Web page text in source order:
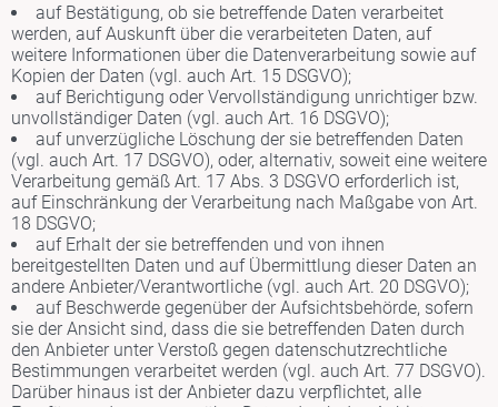
auf Bestätigung, ob sie betreffende Daten verarbeitet
werden, auf Auskunft über die verarbeiteten Daten, auf
weitere Informationen über die Datenverarbeitung sowie auf
Kopien der Daten (vgl. auch Art. 15 DSGVO);
auf Berichtigung oder Vervollständigung unrichtiger bzw.
unvollständiger Daten (vgl. auch Art. 16 DSGVO);
auf unverzügliche Löschung der sie betreffenden Daten
(vgl. auch Art. 17 DSGVO), oder, alternativ, soweit eine weitere
Verarbeitung gemäß Art. 17 Abs. 3 DSGVO erforderlich ist,
auf Einschränkung der Verarbeitung nach Maßgabe von Art.
18 DSGVO;
auf Erhalt der sie betreffenden und von ihnen
bereitgestellten Daten und auf Übermittlung dieser Daten an
andere Anbieter/Verantwortliche (vgl. auch Art. 20 DSGVO);
auf Beschwerde gegenüber der Aufsichtsbehörde, sofern
sie der Ansicht sind, dass die sie betreffenden Daten durch
den Anbieter unter Verstoß gegen datenschutzrechtliche
Bestimmungen verarbeitet werden (vgl. auch Art. 77 DSGVO).
Darüber hinaus ist der Anbieter dazu verpflichtet, alle